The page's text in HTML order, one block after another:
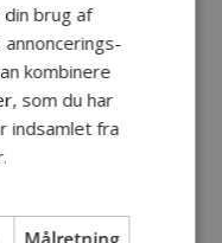
sørger for alt
brug af
kombinere
som du har
indsamlet fra
Målretning